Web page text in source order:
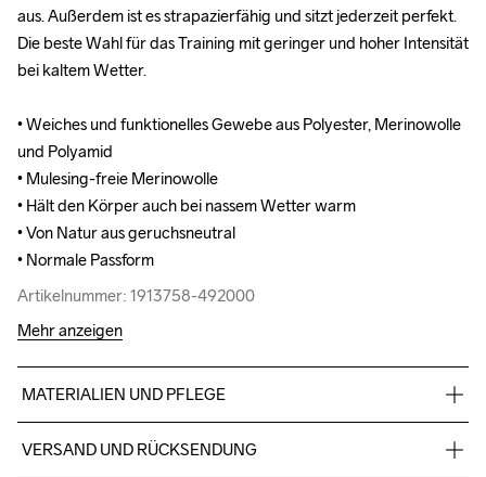
aus. Außerdem ist es strapazierfähig und sitzt jederzeit perfekt.
Die beste Wahl für das Training mit geringer und hoher Intensität
bei kaltem Wetter.
• Weiches und funktionelles Gewebe aus Polyester, Merinowolle
und Polyamid
• Mulesing-freie Merinowolle
• Hält den Körper auch bei nassem Wetter warm
• Von Natur aus geruchsneutral
• Normale Passform
Artikelnummer: 1913758-492000
aus. Außerdem ist es strapazierfähig und sitzt jederzeit perfekt.
Die beste Wahl für das Training mit geringer und hoher Intensität
bei kaltem Wetter.
• Weiches und funktionelles Gewebe aus Polyester, Merinowolle
und Polyamid
• Mulesing-freie Merinowolle
• Hält den Körper auch bei nassem Wetter warm
• Von Natur aus geruchsneutral
• Normale Passform
Artikelnummer: 1913758-492000
Mehr anzeigen
MATERIALIEN UND PFLEGE
47% Polyester 42% Wolle (Merino) 11% Polyamid
VERSAND UND RÜCKSENDUNG